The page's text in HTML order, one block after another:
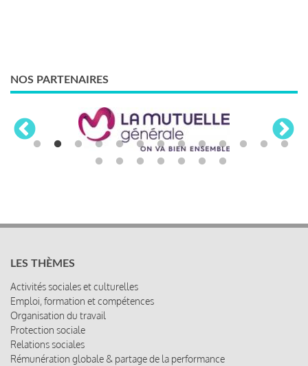
NOS PARTENAIRES
LES THÈMES
Activités sociales et culturelles
Emploi, formation et compétences
Organisation du travail
Protection sociale
Relations sociales
Rémunération globale & partage de la performance